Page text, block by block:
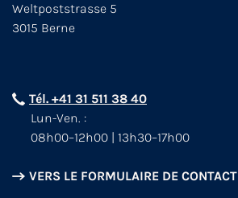
Weltpoststrasse 5
3015 Berne
Tél. +41 31 511 38 40
Lun-Ven. :
08h00–12h00 | 13h30–17h00
VERS LE FORMULAIRE DE CONTACT